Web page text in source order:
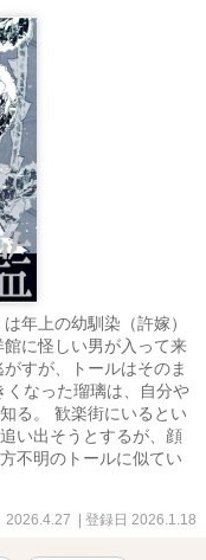
年上の幼馴染（許嫁）
に怪しい男が入って来
すが、トールはそのま
くなった瑠璃は、自分や
る。 歓楽街にいるとい
い出そうとするが、顔
不明のトールに似てい
2026.4.27 | 登録日 2026.1.18